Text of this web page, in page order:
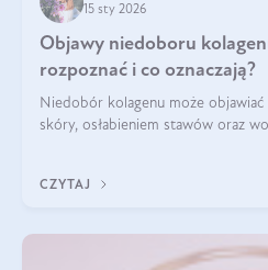
15 sty 2026
Objawy niedoboru
rozpoznać i co oznaczają?
Niedobór kolagenu może
skóry, osłabieniem stawów oraz
osłabienie włosów.
CZYTAJ